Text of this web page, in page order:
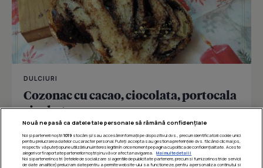
DULCIURI
Cozonac cu cacao, ciocolata, portocala
si rahat
Îmi place Distribuie
Nouă ne pasă ca datele tale personale să rămână confidențiale
Noi și partenerii noștri 1019stocăm și/sau accesăm informații pe dispozitivul dvs., precum identificatorii cookie unici
pentru prelucrarea datelor cu caracter personal. Puteți accepta sau gestiona preferințele dvs. făcând clic mai jos,
respectiv vă puteți opune utilizării unui interes legitim în orice moment pe pagina cu politica de confidențialitate. Aceste
alegeri vor fi raportate partenerilor noștri și nu vă vor afecta navigarea.
Mai multe detalii
Noi si partenerii nostri (retelele de socializare si agentiile de publicitate partenere, precum si furnizorii nostri de servicii
de date analitice) prelucram date pentru a permite website-ului sa functioneze, pentru a personaliza continutul si